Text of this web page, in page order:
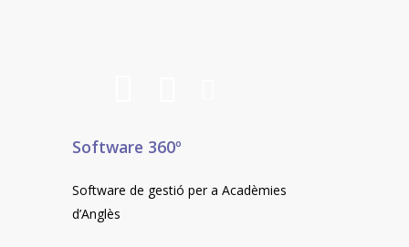
Software 360º
Software de gestió per a Acadèmies
d’Anglès